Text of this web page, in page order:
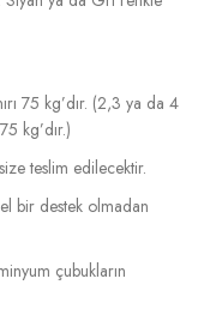
75 kg’dır. (2,3 ya da 4
kg’dır.)
teslim edilecektir.
bir destek olmadan
çubukların